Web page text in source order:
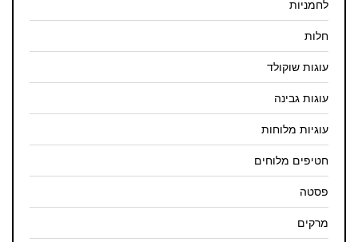
לחמניות
חלות
עוגות שוקולד
עוגות גבינה
עוגיות מלוחות
חטיפים מלוחים
פסטה
מרקים